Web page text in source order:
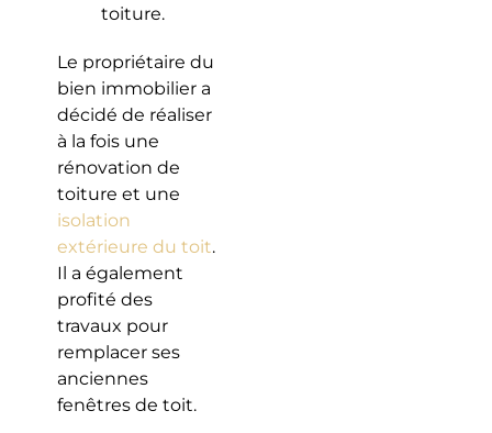
toiture.
Le propriétaire du
bien immobilier a
décidé de réaliser
à la fois une
rénovation de
toiture et une
isolation
extérieure du toit.
Il a également
profité des
travaux pour
remplacer ses
anciennes
fenêtres de toit.